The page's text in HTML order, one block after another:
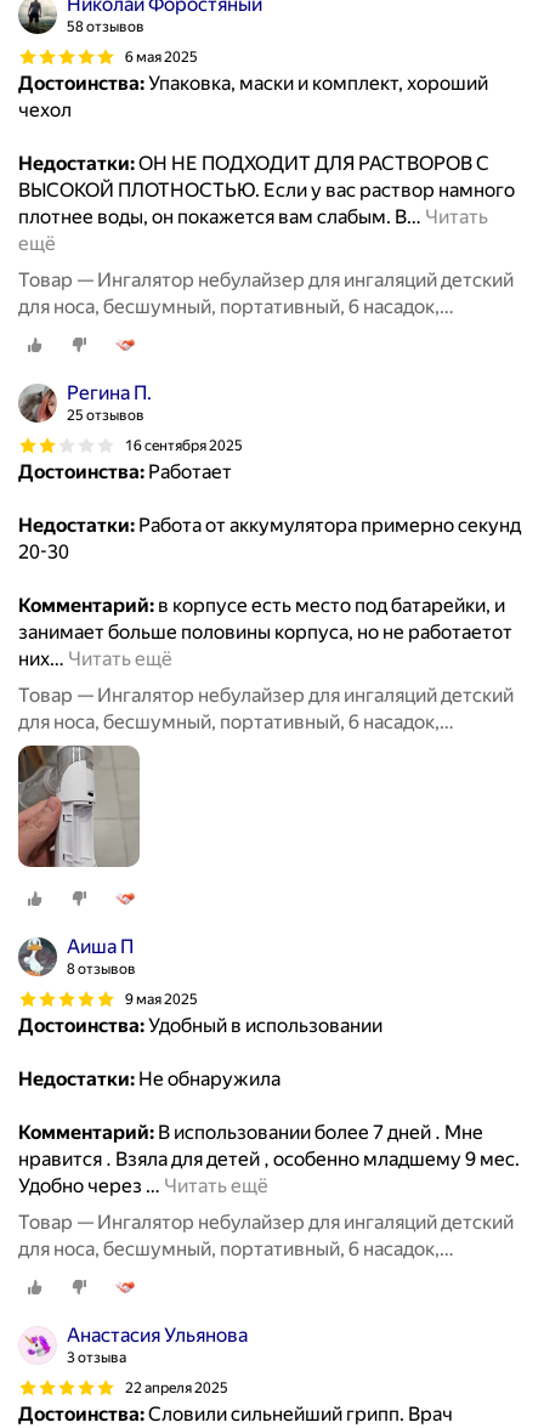
58 отзывов
6 мая 2025
Достоинства:Упаковка, маски и комплект, хороший
чехол
Недостатки:ОН НЕ ПОДХОДИТ ДЛЯ РАСТВОРОВ С
ВЫСОКОЙ ПЛОТНОСТЬЮ. Если у вас раствор намного
плотнее воды, он покажется вам слабым. В… Читать
ещё
Товар — Ингалятор небулайзер для ингаляций детский
для носа, бесшумный, портативный, 6 насадок,
аэрозольный, взрослый, белый
Регина П.
25 отзывов
16 сентября 2025
Достоинства: Работает
Недостатки: Работа от аккумулятора примерно секунд
20-30
Комментарий: в корпусе есть место под батарейки, и
занимает больше половины корпуса, но не работаетот
них… Читать ещё
Товар — Ингалятор небулайзер для ингаляций детский
для носа, бесшумный, портативный, 6 насадок,
аэрозольный, взрослый, белый
Аиша П
8 отзывов
9 мая 2025
Достоинства:Удобный в использовании
Недостатки: Не обнаружила
Комментарий: В использовании более 7 дней . Мне
нравится . Взяла для детей , особенно младшему 9 мес.
Удобно через … Читать ещё
Товар — Ингалятор небулайзер для ингаляций детский
для носа, бесшумный, портативный, 6 насадок,
аэрозольный, взрослый, белый
Анастасия Ульянова
3 отзыва
22 апреля 2025
Достоинства:Словили сильнейший грипп. Врач